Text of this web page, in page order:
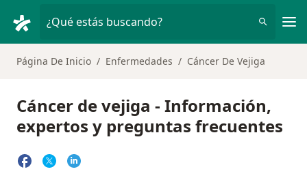
¿Qué estás buscando?
Página De Inicio Enfermedades Cáncer De Vejiga
Cáncer de vejiga - Información,
expertos y preguntas frecuentes